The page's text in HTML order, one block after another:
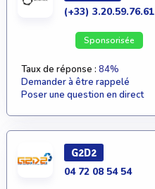
(+33) 3.20.59.76.61
Sponsorisée
Taux de réponse : 84%
Demander à être rappelé
Poser une question en direct
G2D2
04 72 08 54 54